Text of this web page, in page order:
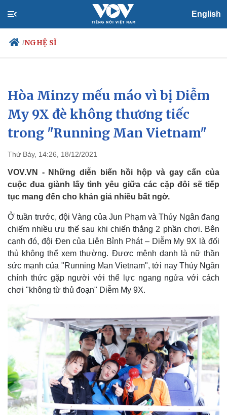
English
/NGHỆ SĨ
Chính trị
Đảng
Tổ chức nhân sự
Quốc hội
Nhận diện sự thật
Xã hội
Tin 24h
Dự báo thời tiết
Giáo dục
Hòa Minzy mếu máo vì bị Diễm
My 9X đè không thương tiếc
trong "Running Man Vietnam"
Thứ Bảy, 14:26, 18/12/2021
VOV.VN - Những diễn biến hồi hộp và gay cấn của
cuộc đua giành lấy tình yêu giữa các cặp đôi sẽ tiếp
tục mang đến cho khán giả nhiều bất ngờ.
Ở tuần trước, đội Vàng của Jun Phạm và Thúy Ngân đang
chiếm nhiều ưu thế sau khi chiến thắng 2 phần chơi. Bên
cạnh đó, đội Đen của Liên Bỉnh Phát – Diễm My 9X là đối
thủ không thể xem thường. Được mệnh dạnh là nữ thần
sức mạnh của "Running Man Vietnam", tới nay Thúy Ngân
chính thức gặp người với thể lực ngang ngửa với cách
chơi "không từ thủ đoạn" Diễm My 9X.